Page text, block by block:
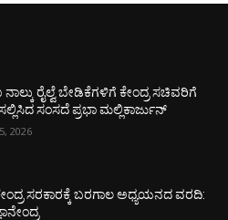
ರೈಲ್ವೆ ಬೇಡಿಕೆಗಳಿಗೆ ಕೇಂದ್ರ ಸಚಿವರಿಗೆ
ಸಂಸದೆ ಪ್ರಭಾ ಮಲ್ಲಿಕಾರ್ಜುನ್
2026
ಸರಕಾರಕ್ಕೆ ಬರಗಾಲ ಅಧ್ಯಯನದ ವರದಿ: